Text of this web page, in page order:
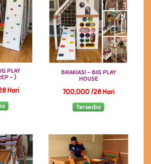
PLAY
- )
Hari
BRAKIASI - BIG PLAY
HOUSE
700,000 /28 Hari
Tersedia